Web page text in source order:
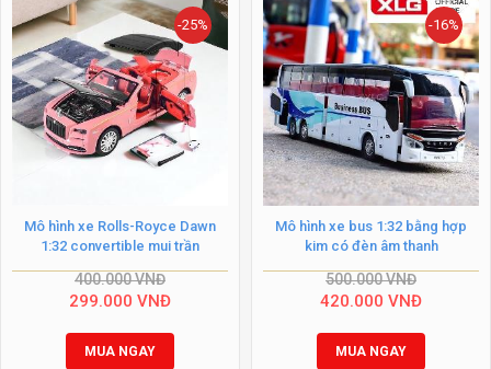
-25%
Mô hình xe Rolls-Royce Dawn
1:32 convertible mui trần
400.000VNĐ
299.000 VNĐ
MUA NGAY
-16%
Mô hình xe bus 1:32 bằng hợp
kim có đèn âm thanh
500.000VNĐ
420.000 VNĐ
MUA NGAY